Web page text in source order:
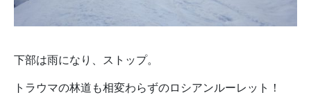
下部は雨になり、ストップ。
トラウマの林道も相変わらずのロシアンルーレット！